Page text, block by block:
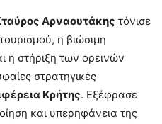
Αρναουτάκης τόνισε
η βιώσιμη
η στήριξη των ορεινών
στρατηγικές
Κρήτης. Εξέφρασε
και υπερηφάνεια της